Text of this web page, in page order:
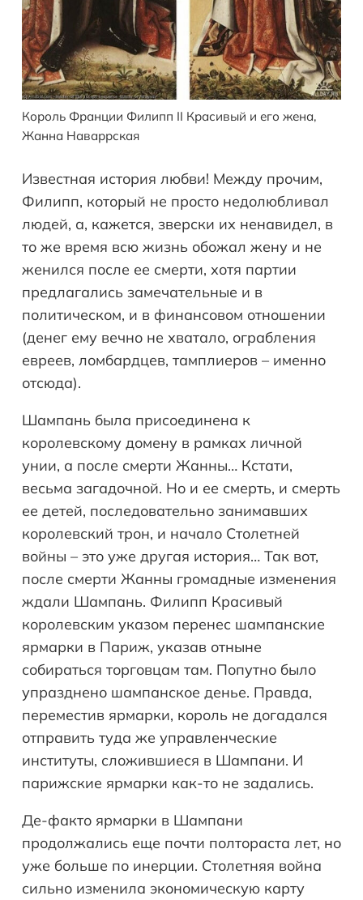
Король Франции Филипп II Красивый и его жена,
Жанна Наваррская
Известная история любви! Между прочим,
Филипп, который не просто недолюбливал
людей, а, кажется, зверски их ненавидел, в
то же время всю жизнь обожал жену и не
женился после ее смерти, хотя партии
предлагались замечательные и в
политическом, и в финансовом отношении
(денег ему вечно не хватало, ограбления
евреев, ломбардцев, тамплиеров – именно
отсюда).
Шампань была присоединена к
королевскому домену в рамках личной
унии, а после смерти Жанны… Кстати,
весьма загадочной. Но и ее смерть, и смерть
ее детей, последовательно занимавших
королевский трон, и начало Столетней
войны – это уже другая история… Так вот,
после смерти Жанны громадные изменения
ждали Шампань. Филипп Красивый
королевским указом перенес шампанские
ярмарки в Париж, указав отныне
собираться торговцам там. Попутно было
упразднено шампанское денье. Правда,
переместив ярмарки, король не догадался
отправить туда же управленческие
институты, сложившиеся в Шампани. И
парижские ярмарки как-то не задались.
Де-факто ярмарки в Шампани
продолжались еще почти полтораста лет, но
уже больше по инерции. Столетняя война
сильно изменила экономическую карту